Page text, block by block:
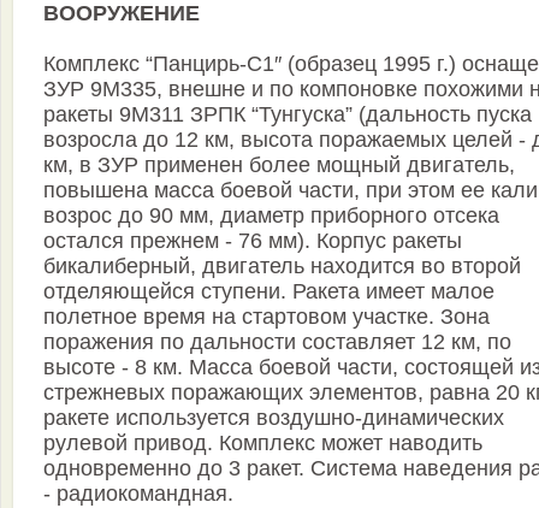
ВООРУЖЕНИЕ
Комплекс “Панцирь-С1″ (образец 1995 г.)
ЗУР 9М335, внешне и по компоновке похожими
ракеты 9М311 ЗРПК “Тунгуска” (дальность пуска
возросла до 12 км, высота поражаемых целей -
км, в ЗУР применен более мощный двигатель,
повышена масса боевой части, при этом ее
возрос до 90 мм, диаметр приборного отсека
остался прежнем - 76 мм). Корпус ракеты
бикалиберный, двигатель находится во второй
отделяющейся ступени. Ракета имеет малое
полетное время на стартовом участке. Зона
поражения по дальности составляет 12 км, по
высоте - 8 км. Масса боевой части, состоящей
стрежневых поражающих элементов, равна 20
ракете используется воздушно-динамических
рулевой привод. Комплекс может наводить
одновременно до 3 ракет. Система наведения
- радиокомандная.